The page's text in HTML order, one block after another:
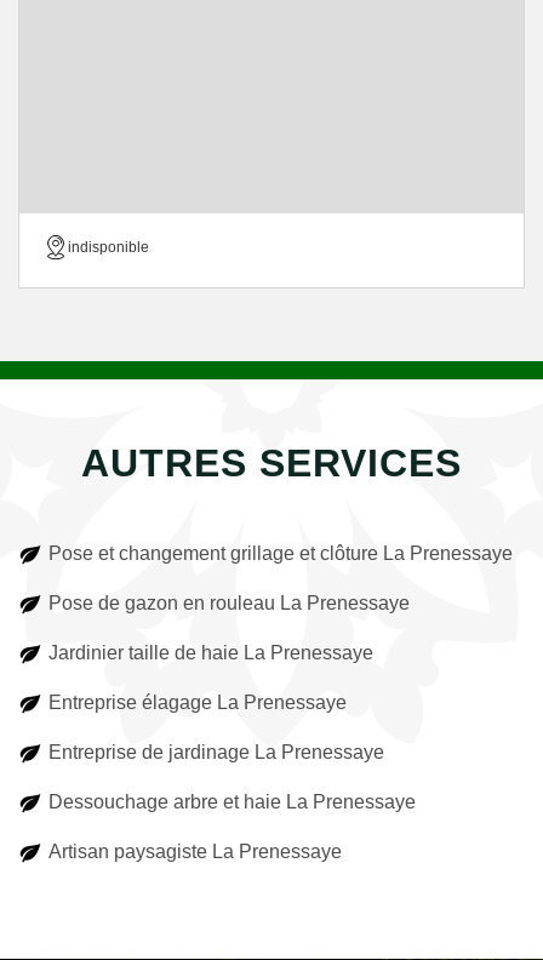
indisponible
AUTRES SERVICES
Pose et changement grillage et clôture La Prenessaye
Pose de gazon en rouleau La Prenessaye
Jardinier taille de haie La Prenessaye
Entreprise élagage La Prenessaye
Entreprise de jardinage La Prenessaye
Dessouchage arbre et haie La Prenessaye
Artisan paysagiste La Prenessaye